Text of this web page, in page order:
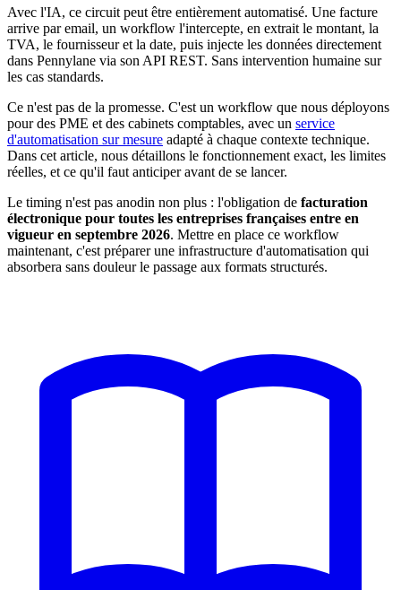
Avec l'IA, ce circuit peut être entièrement automatisé. Une facture
arrive par email, un workflow l'intercepte, en extrait le montant, la
TVA, le fournisseur et la date, puis injecte les données directement
dans Pennylane via son API REST. Sans intervention humaine sur
les cas standards.
Ce n'est pas de la promesse. C'est un workflow que nous déployons
pour des PME et des cabinets comptables, avec un service
d'automatisation sur mesure adapté à chaque contexte technique.
Dans cet article, nous détaillons le fonctionnement exact, les limites
réelles, et ce qu'il faut anticiper avant de se lancer.
Le timing n'est pas anodin non plus : l'obligation de facturation
électronique pour toutes les entreprises françaises entre en
vigueur en septembre 2026. Mettre en place ce workflow
maintenant, c'est préparer une infrastructure d'automatisation qui
absorbera sans douleur le passage aux formats structurés.